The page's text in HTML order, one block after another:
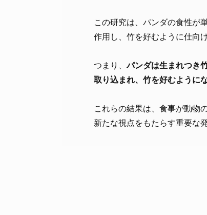
この研究は、パンダの食性が
作用し、竹を好むように仕向
つまり、パンダは生まれつき
取り込まれ、竹を好むように
これらの結果は、食事が動物
新たな視点をもたらす重要な発